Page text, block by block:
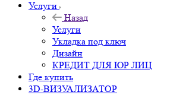
Услуги
Назад
Услуги
Укладка под ключ
Дизайн
КРЕДИТ ДЛЯ ЮР ЛИЦ
Где купить
3D-ВИЗУАЛИЗАТОР